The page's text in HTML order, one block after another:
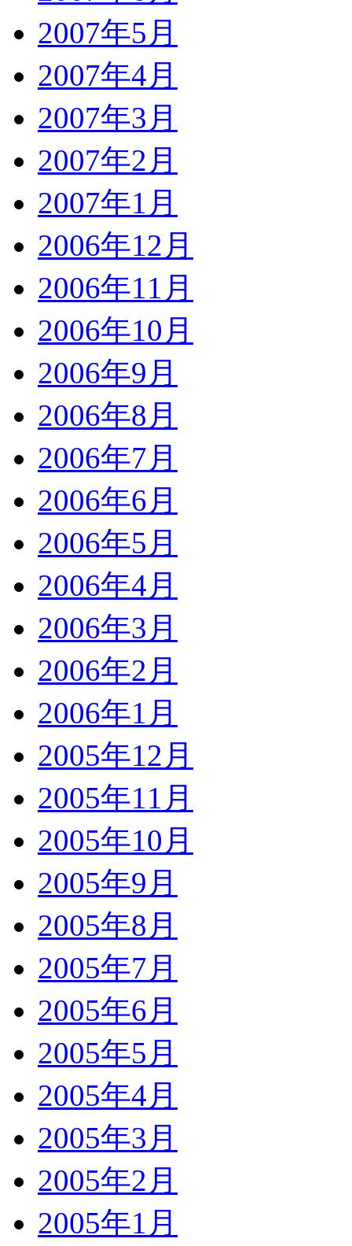
2007年5月
2007年4月
2007年3月
2007年2月
2007年1月
2006年12月
2006年11月
2006年10月
2006年9月
2006年8月
2006年7月
2006年6月
2006年5月
2006年4月
2006年3月
2006年2月
2006年1月
2005年12月
2005年11月
2005年10月
2005年9月
2005年8月
2005年7月
2005年6月
2005年5月
2005年4月
2005年3月
2005年2月
2005年1月